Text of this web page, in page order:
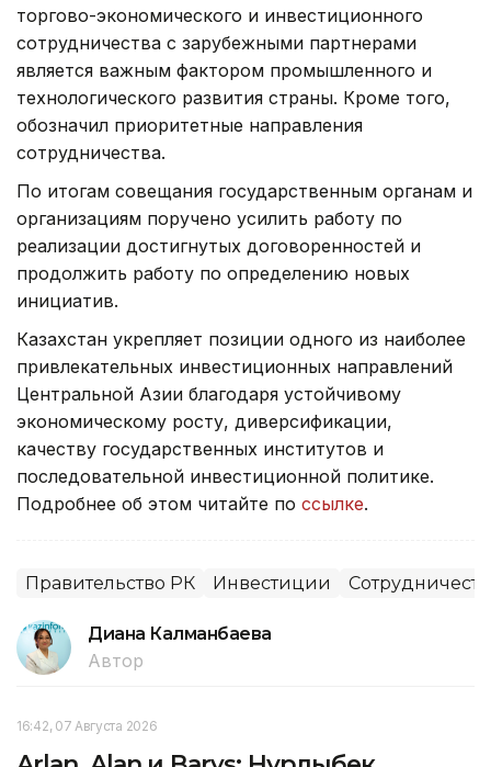
торгово-экономического и инвестиционного
сотрудничества с зарубежными партнерами
является важным фактором промышленного и
технологического развития страны. Кроме того,
обозначил приоритетные направления
сотрудничества.
По итогам совещания государственным органам и
организациям поручено усилить работу по
реализации достигнутых договоренностей и
продолжить работу по определению новых
инициатив.
Казахстан укрепляет позиции одного из наиболее
привлекательных инвестиционных направлений
Центральной Азии благодаря устойчивому
экономическому росту, диверсификации,
качеству государственных институтов и
последовательной инвестиционной политике.
Подробнее об этом читайте по ссылке.
Правительство РК Инвестиции
Диана Калманбаева
Автор
16:42, 07 Августа 2026